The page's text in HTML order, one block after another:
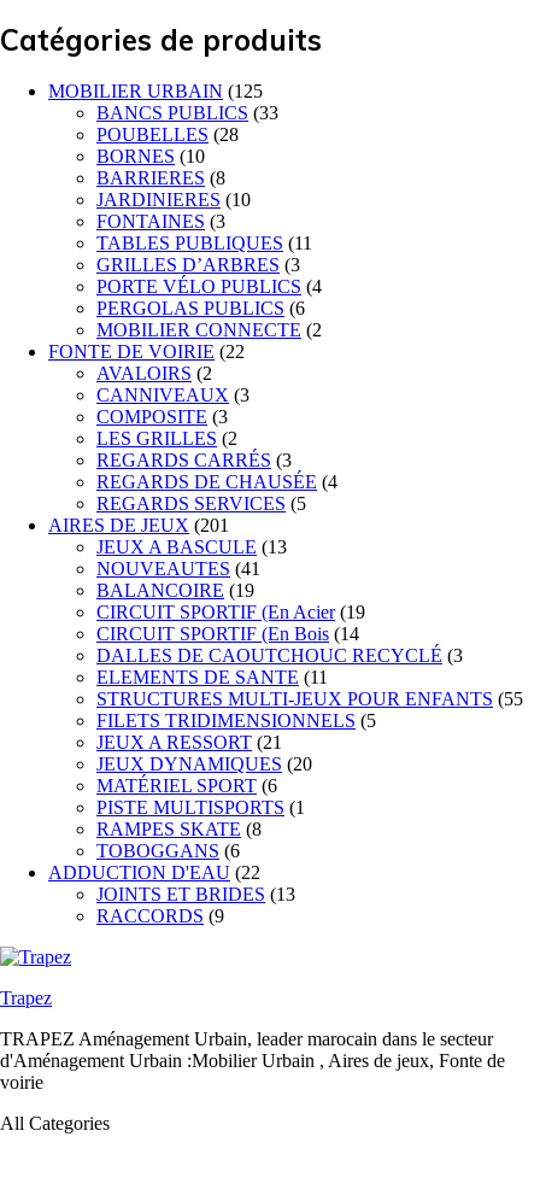
Catégories de produits
MOBILIER URBAIN (125
BANCS PUBLICS (33
POUBELLES (28
BORNES (10
BARRIERES (8
JARDINIERES (10
FONTAINES (3
TABLES PUBLIQUES (11
GRILLES D’ARBRES (3
PORTE VÉLO PUBLICS (4
PERGOLAS PUBLICS (6
MOBILIER CONNECTE (2
FONTE DE VOIRIE (22
AVALOIRS (2
CANNIVEAUX (3
COMPOSITE (3
LES GRILLES (2
REGARDS CARRÉS (3
REGARDS DE CHAUSÉE (4
REGARDS SERVICES (5
AIRES DE JEUX (201
JEUX A BASCULE (13
NOUVEAUTES (41
BALANCOIRE (19
CIRCUIT SPORTIF (En Acier (19
CIRCUIT SPORTIF (En Bois (14
DALLES DE CAOUTCHOUC RECYCLÉ (3
ELEMENTS DE SANTE (11
STRUCTURES MULTI-JEUX POUR ENFANTS (55
FILETS TRIDIMENSIONNELS (5
JEUX A RESSORT (21
JEUX DYNAMIQUES (20
MATÉRIEL SPORT (6
PISTE MULTISPORTS (1
RAMPES SKATE (8
TOBOGGANS (6
ADDUCTION D'EAU (22
JOINTS ET BRIDES (13
RACCORDS (9
Trapez
TRAPEZ Aménagement Urbain, leader marocain dans le secteur
d'Aménagement Urbain :Mobilier Urbain , Aires de jeux, Fonte de
voirie
All Categories